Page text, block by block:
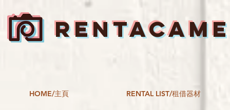
HOME/主頁 RENTAL LIST/租借器材